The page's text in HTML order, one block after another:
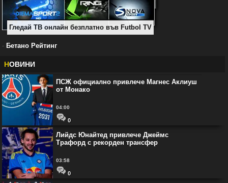
Гледай ТВ онлайн безплатно във Futbol TV
- Бетано Рейтинг
НОВИНИ
ПСЖ официално привлече Магнес Аклиуш
от Монако
04:00
0
Лийдс Юнайтед привлече Джеймс
Трафорд с рекорден трансфер
03:58
0